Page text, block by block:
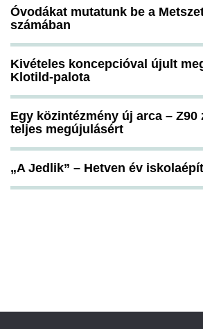
Óvodákat mutatunk be a
számában
Kivételes koncepcióval újult
Klotild-palota
Egy közintézmény új arca – Z90
teljes megújulásért
„A Jedlik” – Hetven év